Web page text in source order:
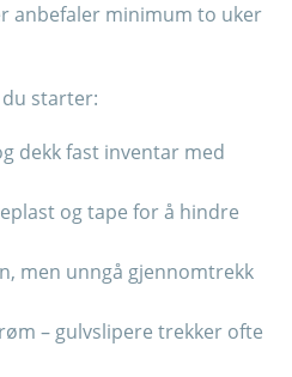
anbefaler minimum to uker
starter:
dekk fast inventar med
og tape for å hindre
men unngå gjennomtrekk
– gulvslipere trekker ofte